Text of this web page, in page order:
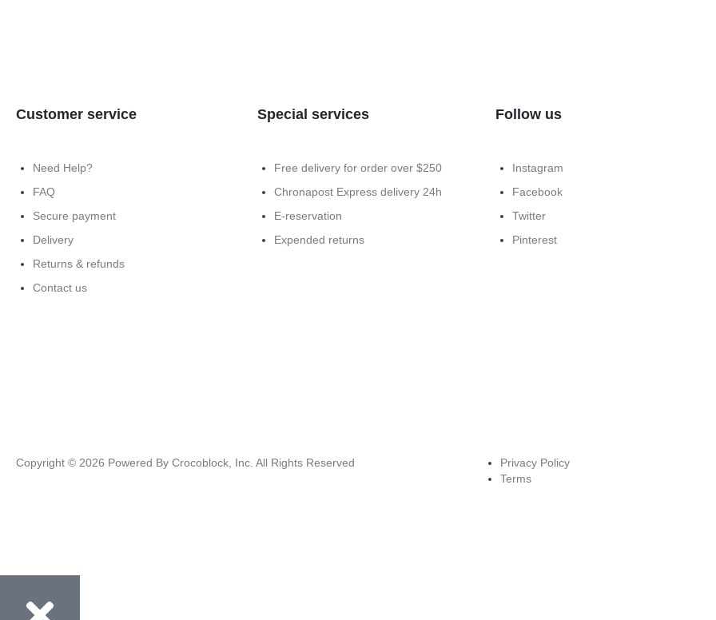
Customer service
Need Help?
FAQ
Secure payment
Delivery
Returns & refunds
Contact us
Special services
Free delivery for order over $250
Chronapost Express delivery 24h
E-reservation
Expended returns
Follow us
Instagram
Facebook
Twitter
Pinterest
Copyright © 2026 Powered By Crocoblock, Inc. All Rights Reserved
Privacy Policy
Terms